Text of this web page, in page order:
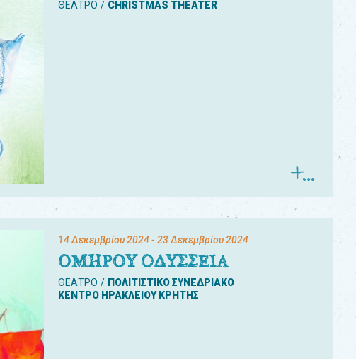
ΘΕΑΤΡΟ CHRISTMAS THEATER
14 Δεκεμβρίου 2024- 23 Δεκεμβρίου 2024
ΟΜΗΡΟΥ ΟΔΥΣΣΕΙΑ
ΘΕΑΤΡΟ
ΠΟΛΙΤΙΣΤΙΚΟ ΣΥΝΕΔΡΙΑΚΟ
ΚΕΝΤΡΟ ΗΡΑΚΛΕΙΟΥ ΚΡΗΤΗΣ